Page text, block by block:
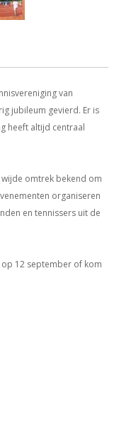
van
jubileum gevierd. Er is
heeft altijd centraal
omtrek bekend om
organiseren
en tennissers uit de
12 september of kom